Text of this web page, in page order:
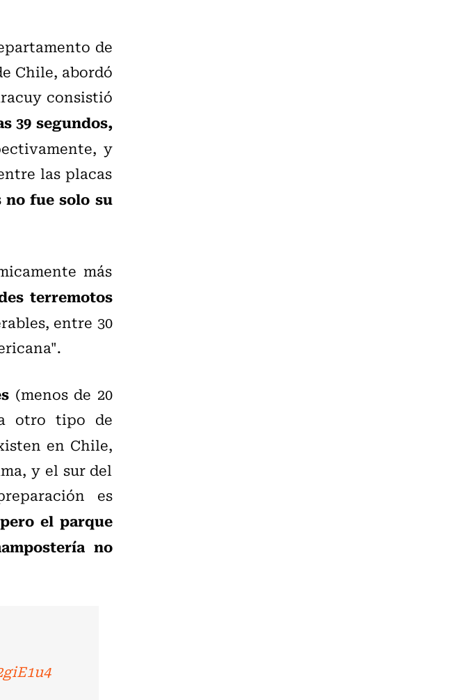
de
Chile, abordó
consistió
39 segundos,
y
las placas
no fue solo su
más
terremotos
entre 30
(menos de 20
otro tipo de
en Chile,
y el sur del
es
el parque
no